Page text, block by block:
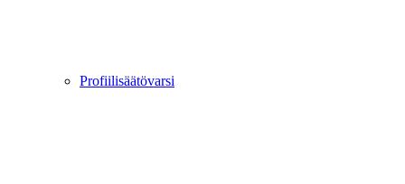
Profiilisäätövarsi